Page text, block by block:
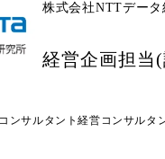
株式会社NTTデータ
経営企画担当
ンサルタント経営コンサルタ